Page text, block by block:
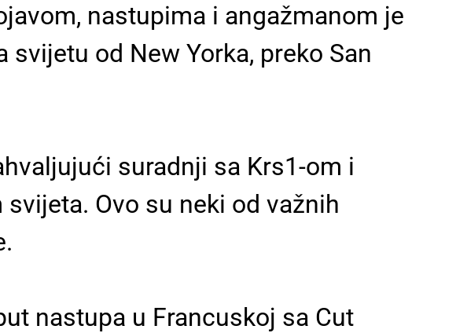
nastupima i angažmanom je
od New Yorka, preko San
suradnji sa Krs1-om i
Ovo su neki od važnih
nastupa u Francuskoj sa Cut